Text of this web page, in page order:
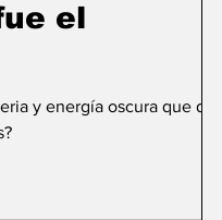
el
y energía oscura que de